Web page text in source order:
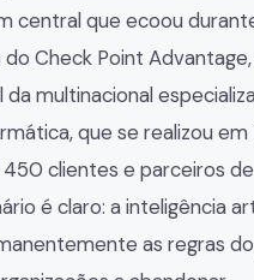
central que ecoou
Check Point
multinacional
que se realizou em
450 clientes e parceiros de
é claro: a inteligência
as regras